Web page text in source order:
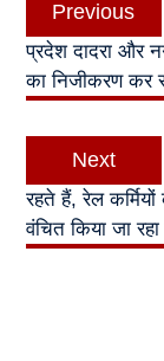
navigation
Previous
प्रदेश दादरा और
का निजीकरण कर
Next
रहते हैं, रेल
वंचित किया जा